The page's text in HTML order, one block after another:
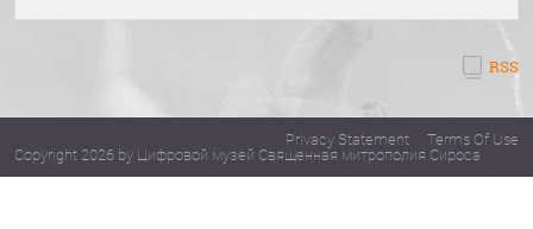
RSS
Terms Of Use
Privacy Statement
Copyright 2026 by Цифровой музей Священная митрополия Сироса